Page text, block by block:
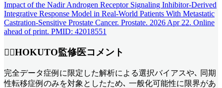
Impact of the Nadir Androgen Receptor Signaling Inhibitor-Derived
Integrative Response Model in Real-World Patients With Metastatic
Castration-Sensitive Prostate Cancer. Prostate. 2026 Apr 22. Online
ahead of print. PMID: 42018551
👨‍⚕️HOKUTO監修医コメント
完全データ症例に限定した解析による選択バイアスや､ 同期
性転移症例のみを対象としたため､ 一般化可能性に限界があ